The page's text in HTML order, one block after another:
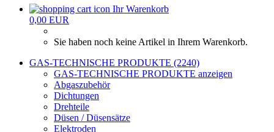
Ihr Warenkorb
0,00 EUR
Sie haben noch keine Artikel in Ihrem Warenkorb.
GAS-TECHNISCHE PRODUKTE (2240)
GAS-TECHNISCHE PRODUKTE anzeigen
Abgaszubehör
Dichtungen
Drehteile
Düsen / Düsensätze
Elektroden